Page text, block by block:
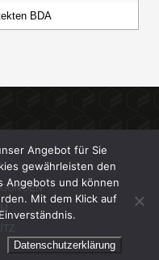
BDA
Angebot für Sie
gewährleisten den
Angebots und können
Mit dem Klick auf
Datenschutzerklärung